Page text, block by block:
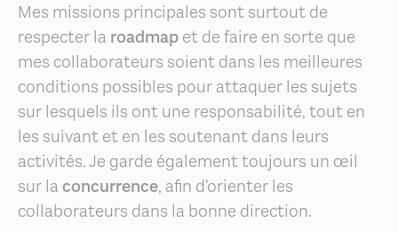
Mes missions principales sont surtout de
respecter la roadmapet de faire en sorte que
mes collaborateurs soient dans les meilleures
conditions possibles pour attaquer les sujets
sur lesquels ils ont une responsabilité, tout en
les suivant et en les soutenant dans leurs
activités. Je garde également toujours un œil
sur la concurrence, afin d'orienter les
collaborateurs dans la bonne direction.